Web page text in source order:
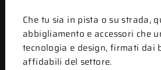
Che tu sia in pista o su strada,
abbigliamento e accessori che
tecnologia e design, firmati dai
affidabili del settore.